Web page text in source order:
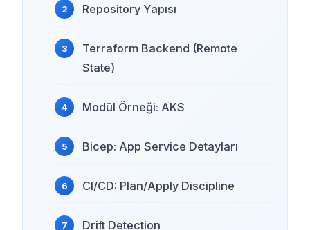
Repository Yapısı
Terraform Backend (Remote
State)
Modül Örneği: AKS
Bicep: App Service Detayları
CI/CD: Plan/Apply Discipline
Drift Detection